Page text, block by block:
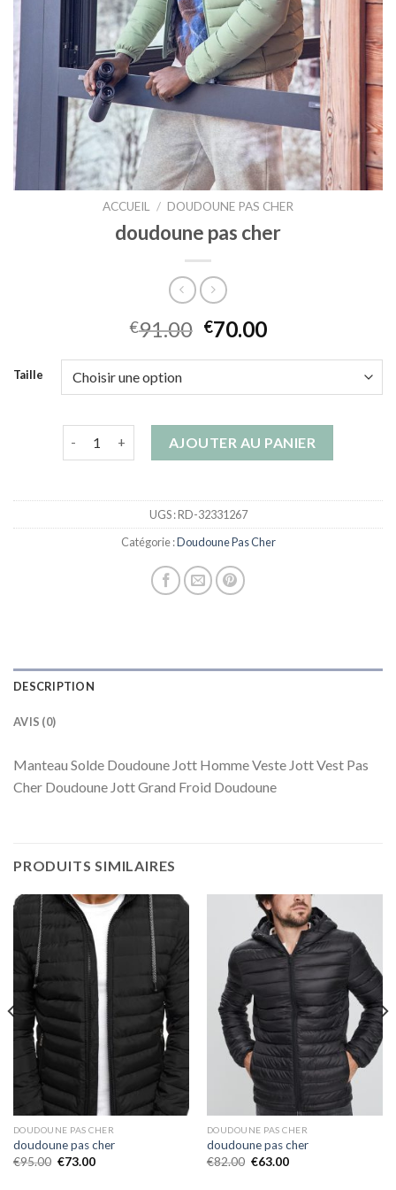
ACCUEIL / DOUDOUNE PAS CHER
doudoune pas cher
€91.00 €70.00
Taille
AJOUTER AU PANIER
UGS :RD-32331267
Catégorie :Doudoune Pas Cher
DESCRIPTION
AVIS (0)
Manteau Solde Doudoune Jott Homme Veste Jott Vest Pas
Cher Doudoune Jott Grand Froid Doudoune
PRODUITS SIMILAIRES
DOUDOUNE PAS CHER
doudoune pas cher
€95.00 €73.00
DOUDOUNE PAS CHER
doudoune pas cher
€82.00 €63.00